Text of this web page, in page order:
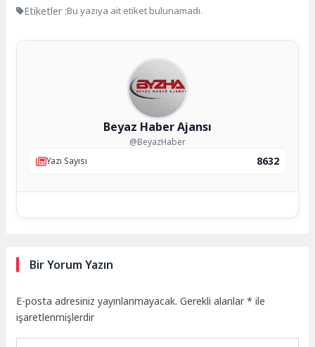
Etiketler :Bu yazıya ait etiket bulunamadı.
Beyaz Haber Ajansı
@BeyazHaber
Yazı Sayısı
8632
Bir Yorum Yazın
E-posta adresiniz yayınlanmayacak. Gerekli alanlar* ile
işaretlenmişlerdir